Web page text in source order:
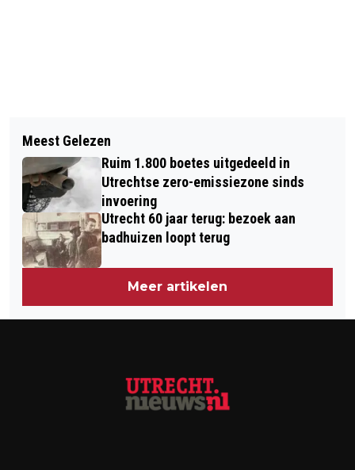
PLAATSING PACEMAKER MET 3D-
BEELD IN UMC UTRECHT
VIER DAGEN FILMGEKTE BIJ
BUURTTEAM ONDIEP PIJLSWEERD
Meest Gelezen
Ruim 1.800 boetes uitgedeeld in
Utrechtse zero-emissiezone sinds
invoering
Utrecht 60 jaar terug: bezoek aan
badhuizen loopt terug
Meer artikelen